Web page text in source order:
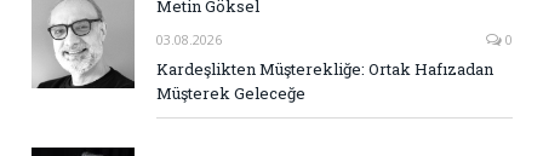
Metin Göksel
03.08.2026 0
Kardeşlikten Müşterekliğe: Ortak Hafızadan
Müşterek Geleceğe